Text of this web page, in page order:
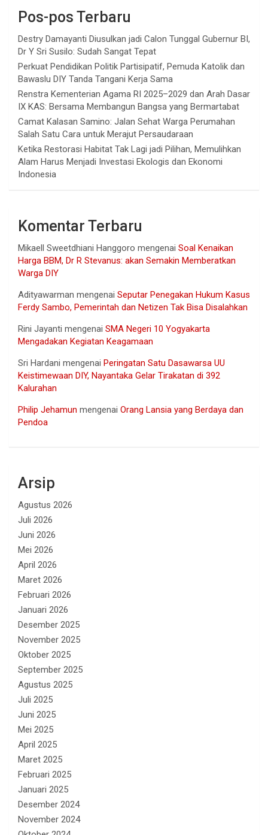
Pos-pos Terbaru
Destry Damayanti Diusulkan jadi Calon Tunggal Gubernur BI,
Dr Y Sri Susilo: Sudah Sangat Tepat
Perkuat Pendidikan Politik Partisipatif, Pemuda Katolik dan
Bawaslu DIY Tanda Tangani Kerja Sama
Renstra Kementerian Agama RI 2025–2029 dan Arah Dasar
IX KAS: Bersama Membangun Bangsa yang Bermartabat
Camat Kalasan Samino: Jalan Sehat Warga Perumahan
Salah Satu Cara untuk Merajut Persaudaraan
Ketika Restorasi Habitat Tak Lagi jadi Pilihan, Memulihkan
Alam Harus Menjadi Investasi Ekologis dan Ekonomi
Indonesia
Komentar Terbaru
Mikaell Sweetdhiani Hanggoro mengenai Soal Kenaikan
Harga BBM, Dr R Stevanus: akan Semakin Memberatkan
Warga DIY
Adityawarman mengenai Seputar Penegakan Hukum Kasus
Ferdy Sambo, Pemerintah dan Netizen Tak Bisa Disalahkan
Rini Jayanti mengenai SMA Negeri 10 Yogyakarta
Mengadakan Kegiatan Keagamaan
Sri Hardani mengenai Peringatan Satu Dasawarsa UU
Keistimewaan DIY, Nayantaka Gelar Tirakatan di 392
Kalurahan
Philip Jehamun mengenai Orang Lansia yang Berdaya dan
Pendoa
Arsip
Agustus 2026
Juli 2026
Juni 2026
Mei 2026
April 2026
Maret 2026
Februari 2026
Januari 2026
Desember 2025
November 2025
Oktober 2025
September 2025
Agustus 2025
Juli 2025
Juni 2025
Mei 2025
April 2025
Maret 2025
Februari 2025
Januari 2025
Desember 2024
November 2024